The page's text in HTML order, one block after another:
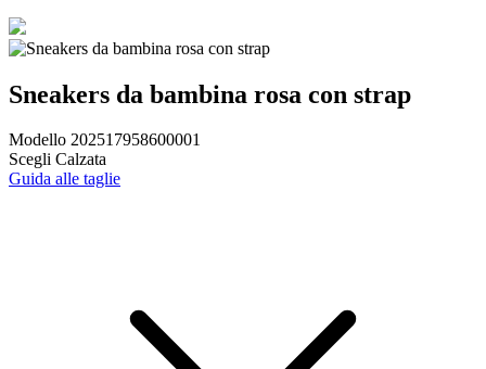
Sneakers da bambina rosa con strap
Modello 202517958600001
Scegli Calzata
Guida alle taglie